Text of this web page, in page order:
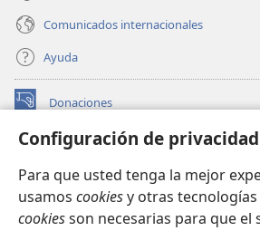
Configuración de privacidad
Para que usted tenga la mejor
usamos cookiesy otras
cookiesson necesarias para que el
Comunicados internacionales
Ayuda
Donaciones
(abre
nueva BIBLIOTECA EN LÍNEA Watchtower™
una
nueva
ventana)
JW Hub
(abre
una